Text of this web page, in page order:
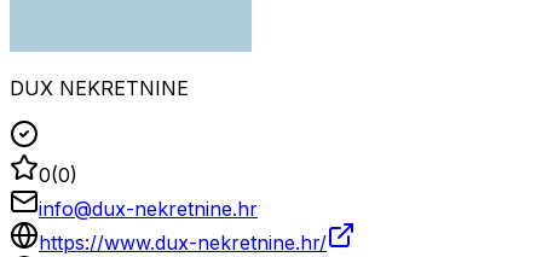
DUX NEKRETNINE
0(0)
info@dux-nekretnine.hr
https://www.dux-nekretnine.hr/